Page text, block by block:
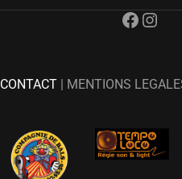
CONTACT| MENTIONS